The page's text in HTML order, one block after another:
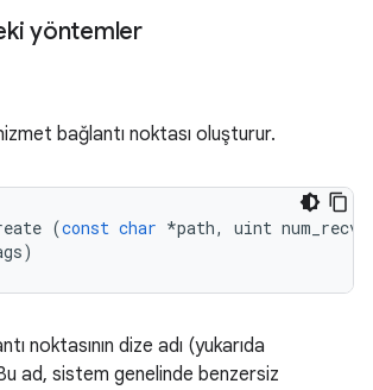
yöntemler
bağlantı noktası oluşturur.
(const char *path, uint
)
noktasının dize adı (yukarıda
Bu ad, sistem genelinde benzersiz